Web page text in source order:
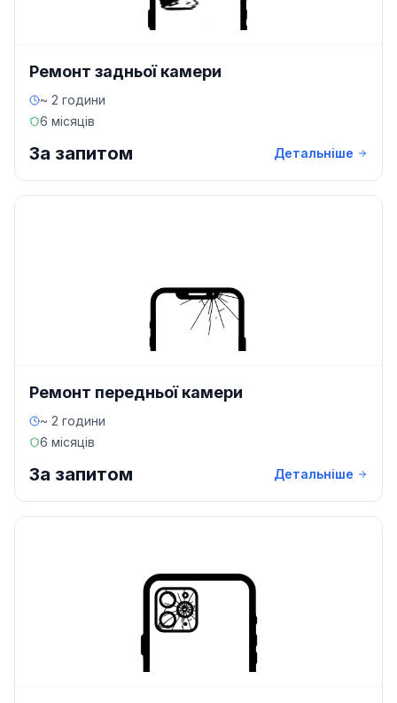
Ремонт задньої камери
~ 2 години
6 місяців
За запитом Детальніше
Ремонт передньої камери
~ 2 години
6 місяців
За запитом Детальніше